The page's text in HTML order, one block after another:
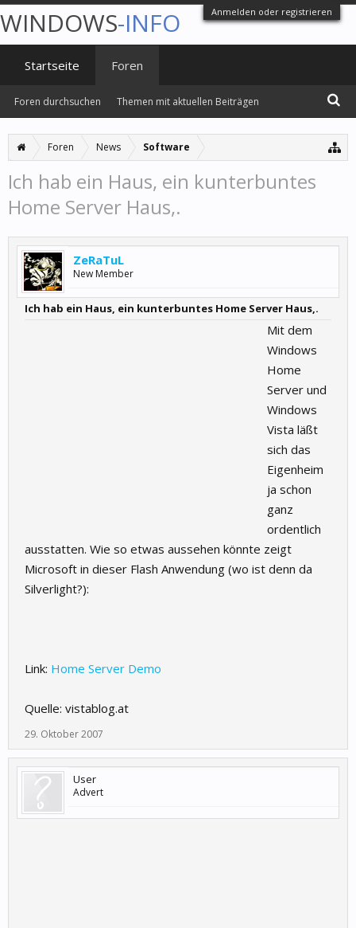
Anmelden oder registrieren
Foren News Software
Ich hab ein Haus, ein kunterbuntes
Home Server Haus,.
ZeRaTuL
New Member
Ich hab ein Haus, ein kunterbuntes Home Server Haus,.
Mit dem
Windows
Home
Server und
Windows
Vista läßt
sich das
Eigenheim
ja schon
ganz
ordentlich
ausstatten. Wie so etwas aussehen könnte zeigt
Microsoft in dieser Flash Anwendung (wo ist denn da
Silverlight?):
Link: Home Server Demo
Quelle: vistablog.at
29. Oktober 2007
User
Advert
WINDOWS-INFO
Startseite Foren
Foren durchsuchen Themen mit aktuellen Beiträgen